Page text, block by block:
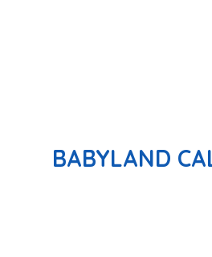
BABYLAND